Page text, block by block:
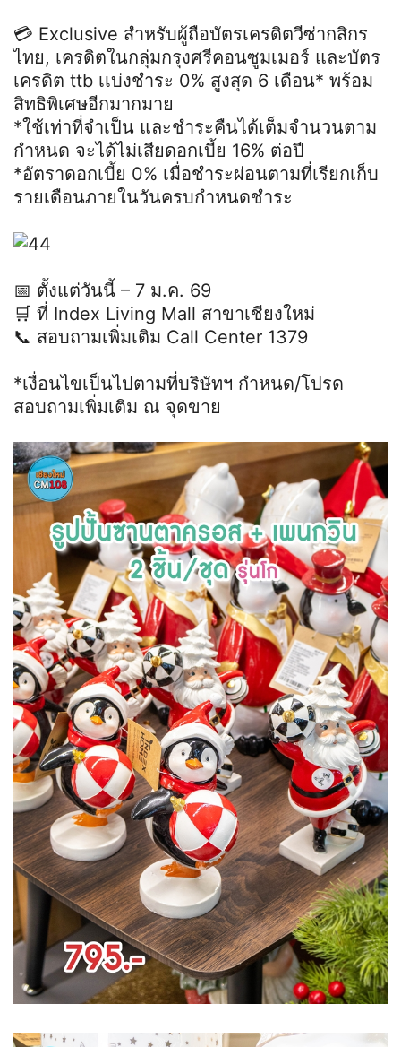
💳 Exclusive สำหรับผู้ถือบัตรเครดิตวีซ่ากสิกร
ไทย, เครดิตในกลุ่มกรุงศรีคอนซูมเมอร์ และบัตร
เครดิต ttb เเบ่งชำระ 0% สูงสุด 6 เดือน* พร้อม
สิทธิพิเศษอีกมากมาย
*ใช้เท่าที่จำเป็น และชำระคืนได้เต็มจำนวนตาม
กำหนด จะได้ไม่เสียดอกเบี้ย 16% ต่อปี
*อัตราดอกเบี้ย 0% เมื่อชำระผ่อนตามที่เรียกเก็บ
รายเดือนภายในวันครบกำหนดชำระ
📅 ตั้งแต่วันนี้ – 7 ม.ค. 69
🛒 ที่ Index Living Mall สาขาเชียงใหม่
📞 สอบถามเพิ่มเติม Call Center 1379
*เงื่อนไขเป็นไปตามที่บริษัทฯ กำหนด/โปรด
สอบถามเพิ่มเติม ณ จุดขาย